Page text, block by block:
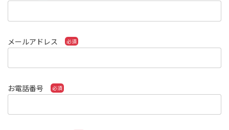
メールアドレス
お電話番号